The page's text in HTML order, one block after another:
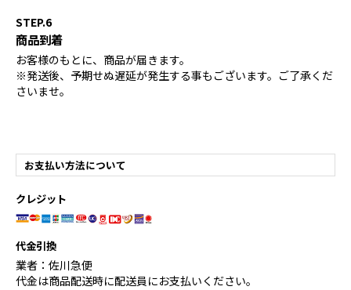
STEP.6
商品到着
お客様のもとに、商品が届きます。
※発送後、予期せぬ遅延が発生する事もございます。ご了承くだ
さいませ。
お支払い方法について
クレジット
代金引換
業者：佐川急便
代金は商品配送時に配送員にお支払いください。